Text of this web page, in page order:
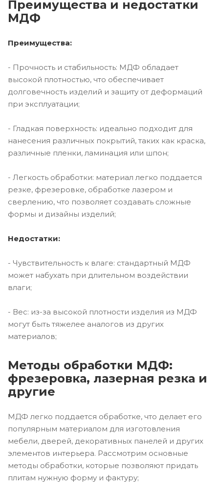
Преимущества и недостатки
МДФ
Преимущества:
- Прочность и стабильность: МДФ обладает
высокой плотностью, что обеспечивает
долговечность изделий и защиту от деформаций
при эксплуатации;
- Гладкая поверхность: идеально подходит для
нанесения различных покрытий, таких как краска,
различные пленки, ламинация или шпон;
- Легкость обработки: материал легко поддается
резке, фрезеровке, обработке лазером и
сверлению, что позволяет создавать сложные
формы и дизайны изделий;
Недостатки:
- Чувствительность к влаге: стандартный МДФ
может набухать при длительном воздействии
влаги;
- Вес: из-за высокой плотности изделия из МДФ
могут быть тяжелее аналогов из других
материалов;
Методы обработки МДФ:
фрезеровка, лазерная резка и
другие
МДФ легко поддается обработке, что делает его
популярным материалом для изготовления
мебели, дверей, декоративных панелей и других
элементов интерьера. Рассмотрим основные
методы обработки, которые позволяют придать
плитам нужную форму и фактуру;